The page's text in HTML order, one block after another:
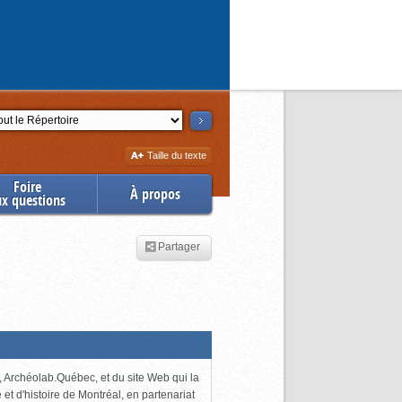
Augmenter
la
Taille du texte
Foire
questions À propos
Partager
et du site Web qui la
d'histoire de Montréal, en partenariat